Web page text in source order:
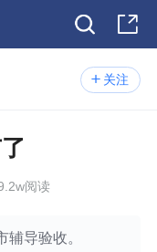
关注
阅读
导验收。